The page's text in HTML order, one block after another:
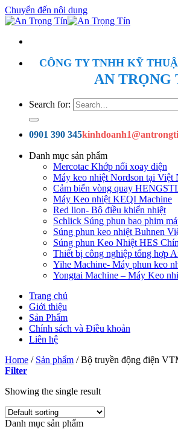
Chuyển đến nội dung
CÔNG TY TNHH KỸ
AN TRỌNG
Search for:
0901 390 345
Danh mục sản phẩm
Mercotac Khớp nối xoay điện
Máy keo nhiệt Nordson tại Việt
Cảm biến vòng quay
Máy Keo nhiệt KEQI Machine
Red lion- Bộ điều khiển nhiệt
Schlick Súng phun bao phim
Súng phun keo nhiệt Buhnen
Súng phun Keo Nhiệt HES
Thiết bị công nghiệp tổng hợp
Yihe Machine- Máy phun keo
Yongtai Machine – Máy Keo
Trang chủ
Giới thiệu
Sản Phẩm
Chính sách và Điều khoản
Liên hệ
Home / Sản phẩm /Bộ truyền động điện
Filter
Showing the single result
Danh mục sản phẩm